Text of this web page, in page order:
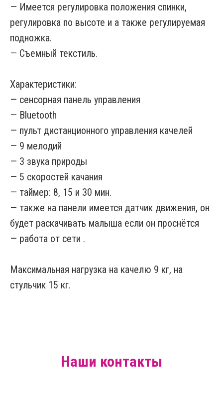
— Имеется регулировка положения спинки,
регулировка по высоте и а также регулируемая
подножка.
— Съемный текстиль.
Характеристики:
— сенсорная панель управления
— Bluetooth
— пульт дистанционного управления качелей
— 9 мелодий
— 3 звука природы
— 5 скоростей качания
— таймер: 8, 15 и 30 мин.
— также на панели имеется датчик движения, он
будет раскачивать малыша если он проснётся
— работа от сети .
Максимальная нагрузка на качелю 9 кг, на
стульчик 15 кг.
Наши контакты